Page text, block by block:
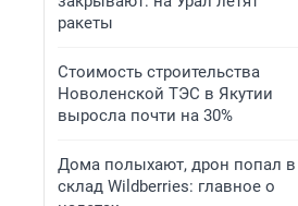
ракеты
Стоимость строительства
Новоленской ТЭС в Якутии
выросла почти на 30%
Дома полыхают, дрон попал в
склад Wildberries: главное о